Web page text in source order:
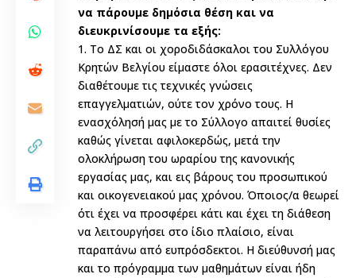
να πάρουμε δημόσια θέση και να
διευκρινίσουμε τα εξής:
1. Το ΔΣ και οι χοροδιδάσκαλοι του Συλλόγου
Κρητών Βελγίου είμαστε όλοι ερασιτέχνες. Δεν
διαθέτουμε τις τεχνικές γνώσεις
επαγγελματιών, ούτε τον χρόνο τους. Η
ενασχόλησή μας με το Σύλλογο απαιτεί θυσίες
καθώς γίνεται αφιλοκερδώς, μετά την
ολοκλήρωση του ωραρίου της κανονικής
εργασίας μας, και εις βάρους του προσωπικού
και οικογενειακού μας χρόνου. Όποιος/α θεωρεί
ότι έχει να προσφέρει κάτι και έχει τη διάθεση
να λειτουργήσει στο ίδιο πλαίσιο, είναι
παραπάνω από ευπρόσδεκτοι. Η διεύθυνσή μας
και το πρόγραμμα των μαθημάτων είναι ήδη